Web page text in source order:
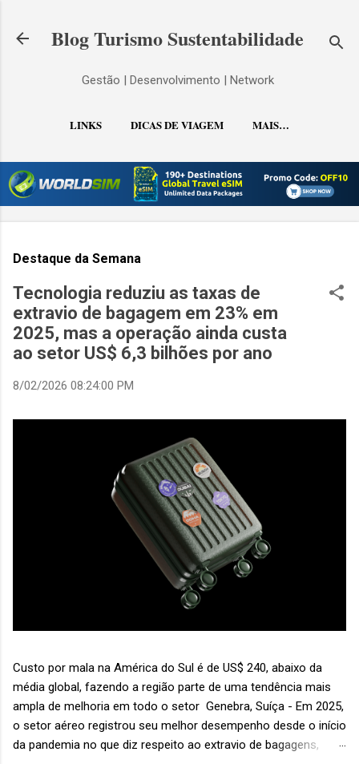
Blog Turismo Sustentabilidade
Gestão | Desenvolvimento | Network
LINKS DICAS DE VIAGEM MAIS…
CONTATO
Destaque da Semana
Tecnologia reduziu as taxas de
extravio de bagagem em 23% em
2025, mas a operação ainda custa
ao setor US$ 6,3 bilhões por ano
8/02/2026 08:24:00 PM
Custo por mala na América do Sul é de US$ 240, abaixo da
média global, fazendo a região parte de uma tendência mais
ampla de melhoria em todo o setor Genebra, Suíça - Em 2025,
o setor aéreo registrou seu melhor desempenho desde o início
da pandemia no que diz respeito ao extravio de bagagens,